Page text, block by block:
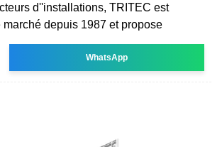
d''installations, TRITEC est
marché depuis 1987 et propose
WhatsApp